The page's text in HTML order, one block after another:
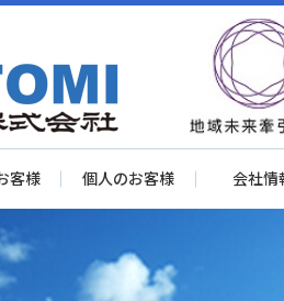
客様 個人のお客様 会社情